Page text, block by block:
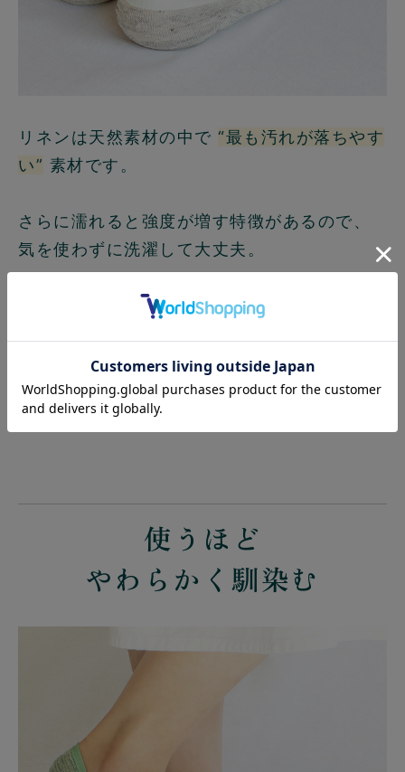
リネンは天然素材の中で “最も汚れが落ちやす
い” 素材です。
さらに濡れると強度が増す特徴があるので、
気を使わずに洗濯して大丈夫。
繰り返し洗濯してもコットンの２倍の耐久性
防カビ性にも優れ、雑菌の繁殖を抑制するの
で、臭いも抑える効果もあるんですよ。
使うほど
やわらかく馴染む